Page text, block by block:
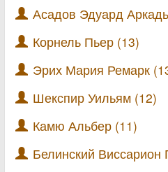
Асадов Эдуард
Корнель Пьер (13)
Эрих Мария Ремарк
Шекспир Уильям (12)
Камю Альбер (11)
Белинский Виссарион